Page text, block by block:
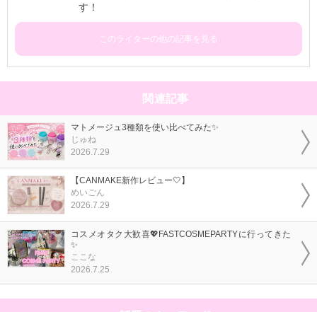
す！
このライターの他の記事を見る
関連記事
マトメージュ3種類を使い比べてみた✨
じゅね
2026.7.29
【CANMAKE新作レビュー🤍】
めいごん
2026.7.29
コスメオタク大歓喜💖FASTCOSMEPARTYに行ってきた
✨
ここな
2026.7.25